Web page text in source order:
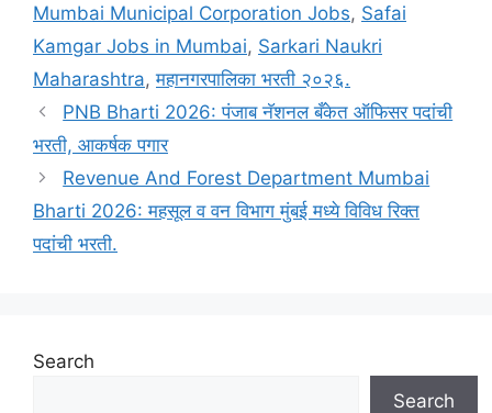
Mumbai Municipal Corporation Jobs, Safai
Kamgar Jobs in Mumbai, Sarkari Naukri
Maharashtra,महानगरपालिका भरती २०२६.
PNB Bharti 2026: पंजाब नॅशनल बँकेत ऑफिसर पदांची
भरती, आकर्षक पगार
Revenue And Forest Department Mumbai
Bharti 2026: महसूल व वन विभाग मुंबई मध्ये विविध रिक्त
पदांची भरती.
Search
Search